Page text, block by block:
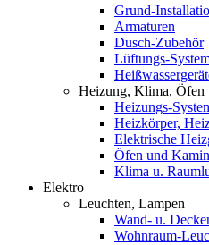
Grund-
Armaturen
Dusch-Zubehör
Lüftungs-
Heizung, Klima, Öfen
Heizungs-
Heizkörper,
Elektrische
Öfen und
Klima u.
Elektro
Leuchten, Lampen
Wand- u.
Wohnraum-